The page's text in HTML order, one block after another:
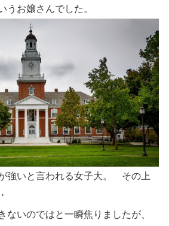
うお嬢さんでした。
強いと言われる女子大。 その上
ないのではと一瞬焦りましたが、